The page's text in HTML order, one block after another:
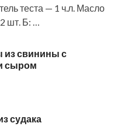
теста — 1 ч.л. Масло
шт. Б: …
из свинины с
сыром
судака